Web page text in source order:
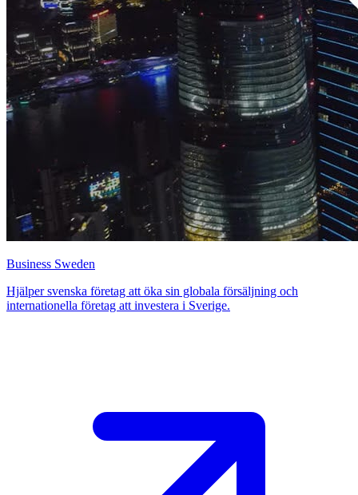
Business Sweden
Hjälper svenska företag att öka sin globala försäljning och
internationella företag att investera i Sverige.